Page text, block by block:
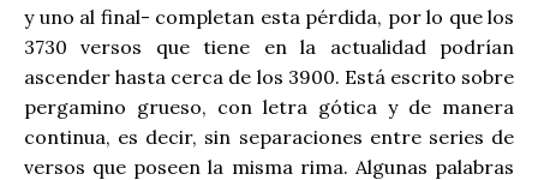
y uno al final- completan esta pérdida, por lo que los
3730 versos que tiene en la actualidad podrían
ascender hasta cerca de los 3900. Está escrito sobre
pergamino grueso, con letra gótica y de manera
continua, es decir, sin separaciones entre series de
versos que poseen la misma rima. Algunas palabras